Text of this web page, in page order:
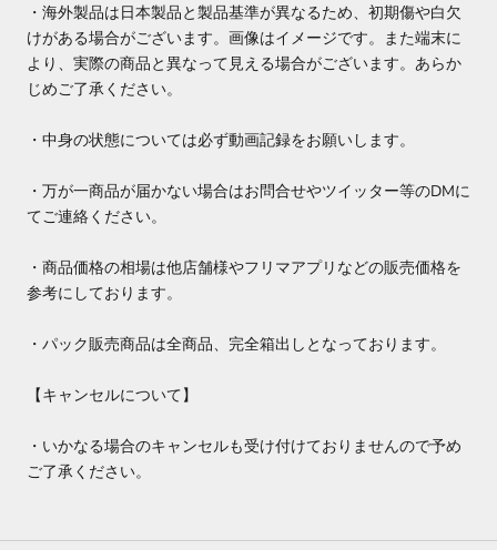
・海外製品は日本製品と製品基準が異なるため、初期傷や白欠
けがある場合がございます。画像はイメージです。また端末に
より、実際の商品と異なって見える場合がございます。あらか
じめご了承ください。
・中身の状態については必ず動画記録をお願いします。
・万が一商品が届かない場合はお問合せやツイッター等のDMに
てご連絡ください。
・商品価格の相場は他店舗様やフリマアプリなどの販売価格を
参考にしております。
・パック販売商品は全商品、完全箱出しとなっております。
【キャンセルについて】
・いかなる場合のキャンセルも受け付けておりませんので予め
ご了承ください。